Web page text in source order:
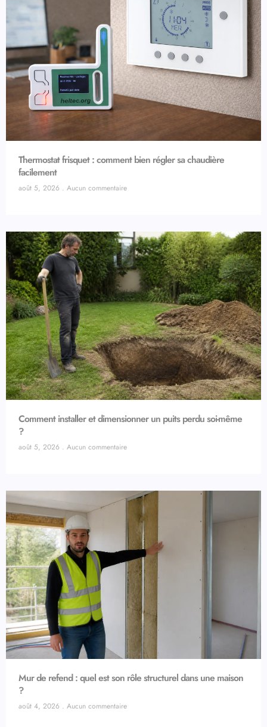
Thermostat frisquet : comment bien régler sa chaudière
facilement
août 5, 2026 Aucun commentaire
Comment installer et dimensionner un puits perdu soi-même
?
août 5, 2026 Aucun commentaire
Mur de refend : quel est son rôle structurel dans une maison
?
août 4, 2026 Aucun commentaire